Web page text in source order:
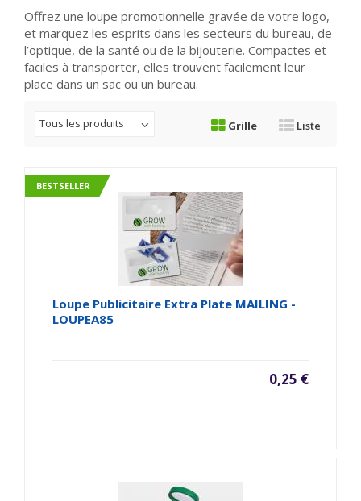
Offrez une loupe promotionnelle gravée de votre logo,
et marquez les esprits dans les secteurs du bureau, de
l’optique, de la santé ou de la bijouterie. Compactes et
faciles à transporter, elles trouvent facilement leur
place dans un sac ou un bureau.
Tous les produits Grille Liste
BESTSELLER
Loupe Publicitaire Extra Plate MAILING -
LOUPEA85
0,25 €